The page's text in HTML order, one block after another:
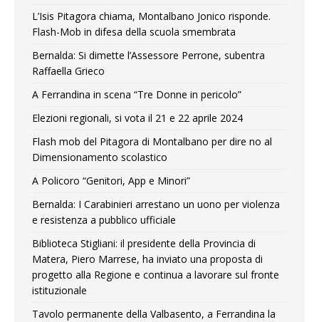
L’Isis Pitagora chiama, Montalbano Jonico risponde.
Flash-Mob in difesa della scuola smembrata
Bernalda: Si dimette l’Assessore Perrone, subentra
Raffaella Grieco
A Ferrandina in scena “Tre Donne in pericolo”
Elezioni regionali, si vota il 21 e 22 aprile 2024
Flash mob del Pitagora di Montalbano per dire no al
Dimensionamento scolastico
A Policoro “Genitori, App e Minori”
Bernalda: I Carabinieri arrestano un uono per violenza
e resistenza a pubblico ufficiale
Biblioteca Stigliani: il presidente della Provincia di
Matera, Piero Marrese, ha inviato una proposta di
progetto alla Regione e continua a lavorare sul fronte
istituzionale
Tavolo permanente della Valbasento, a Ferrandina la